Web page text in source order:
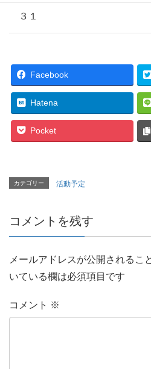
３１
Facebook
Hatena
Pocket
カテゴリー 活動予定
コメントを残す
メールアドレスが公開されるこ
いている欄は必須項目です
コメント ※